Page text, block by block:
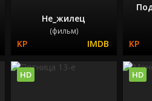
Не_жилец
(фильм)
HD HD